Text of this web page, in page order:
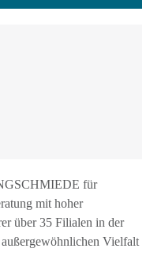
für
mit hoher
über 35 Filialen in der
Vielfalt